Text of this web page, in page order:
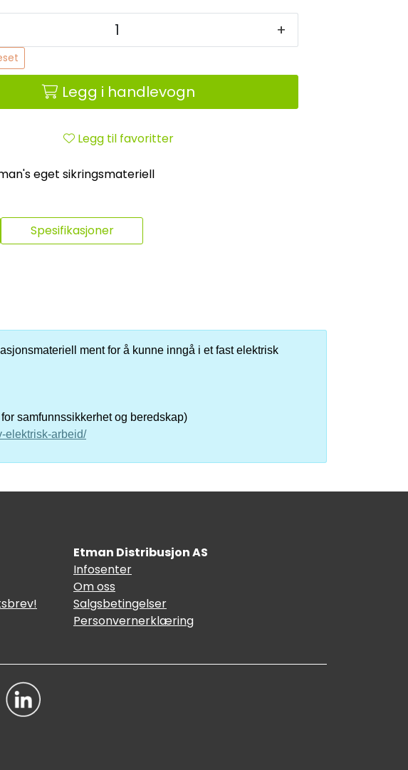
+
Legg i handlevogn
Legg til favoritter
eget sikringsmateriell
Spesifikasjoner
ment for å kunne inngå i et fast elektrisk
samfunnssikkerhet og beredskap)
elektrisk-arbeid/
Etman Distribusjon AS
Infosenter
Om oss
Salgsbetingelser
Personvernerklæring